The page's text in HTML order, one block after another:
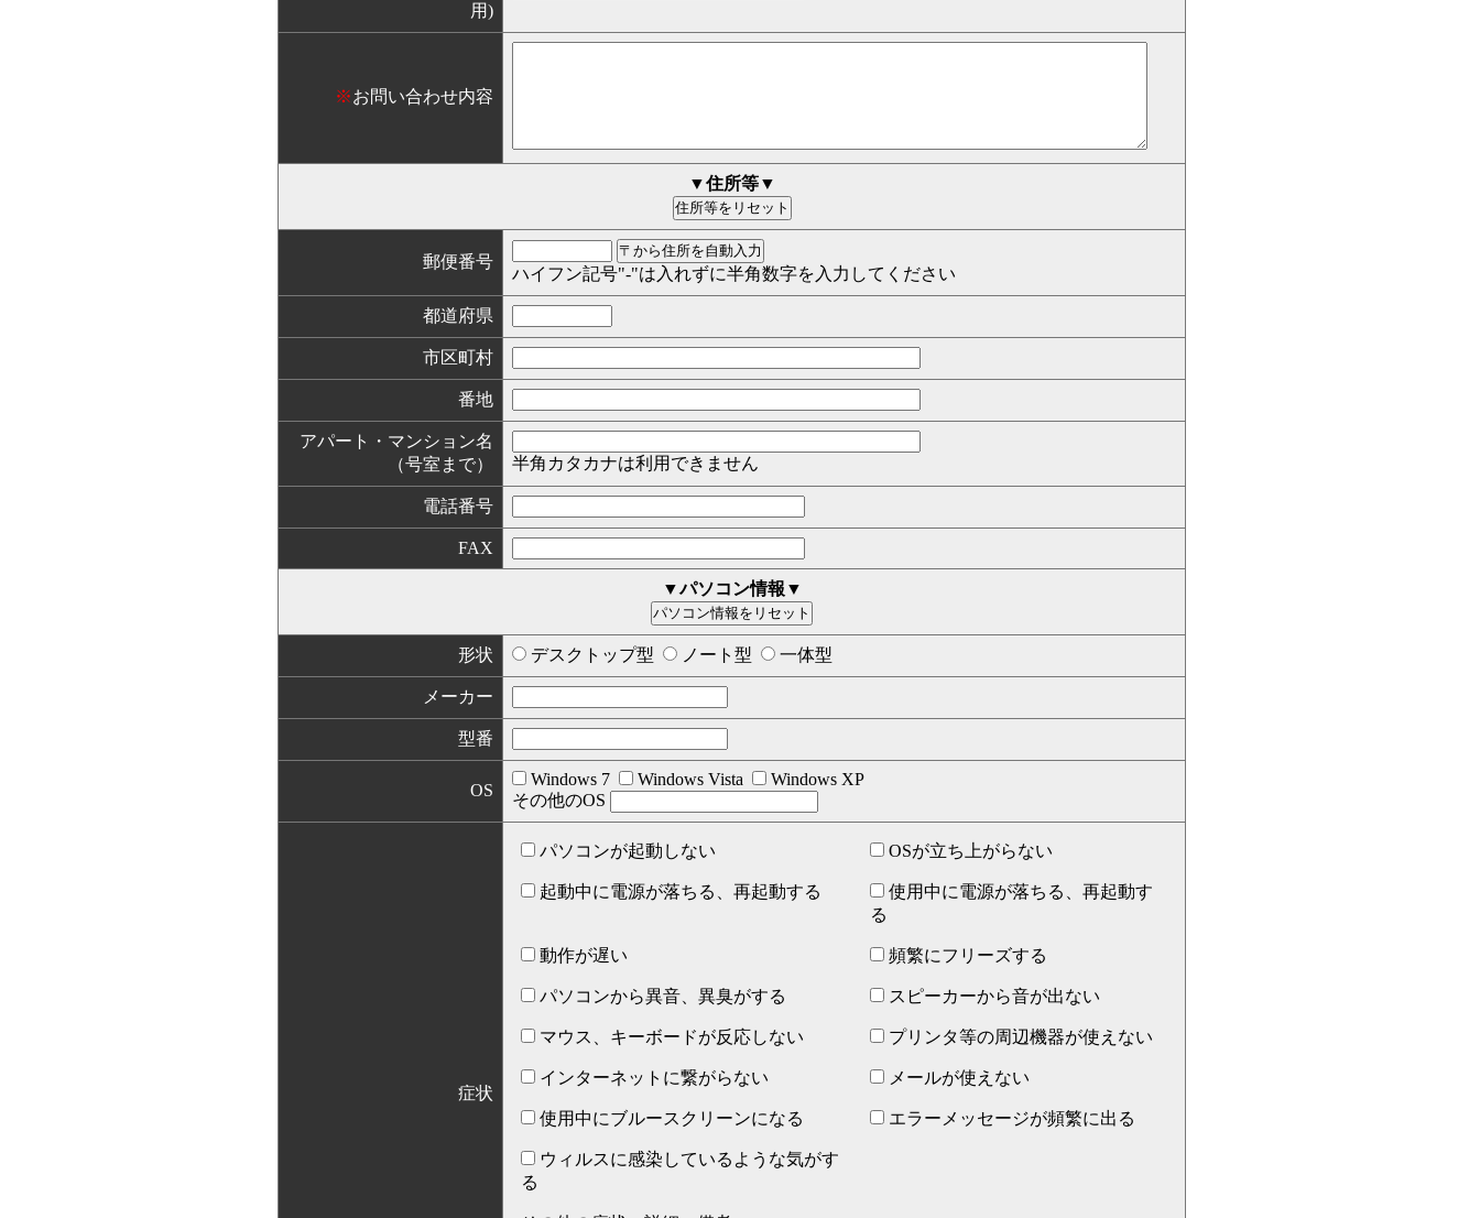
用)
※お問い合わせ内容
▼住所等▼
郵便番号
ハイフン記号"-"は入れずに半角数字を入力してください
都道府県
市区町村
番地
アパート・マンション名
（号室まで）
半角カタカナは利用できません
電話番号
FAX
▼パソコン情報▼
形状 デスクトップ型 ノート型 一体型
メーカー
型番
OS
Windows 7 Windows Vista
Windows XP
その他のOS
症状
パソコンが起動しない OSが立ち上がらない
起動中に電源が落ちる、再起動する
使用中に電源が落ちる、再起動す
る
動作が遅い 頻繁にフリーズする
パソコンから異音、異臭がする スピーカーから音が出ない
マウス、キーボードが反応しない プリンタ等の周辺機器が使えない
インターネットに繋がらない メールが使えない
使用中にブルースクリーンになる エラーメッセージが頻繁に出る
ウィルスに感染しているような気がす
る